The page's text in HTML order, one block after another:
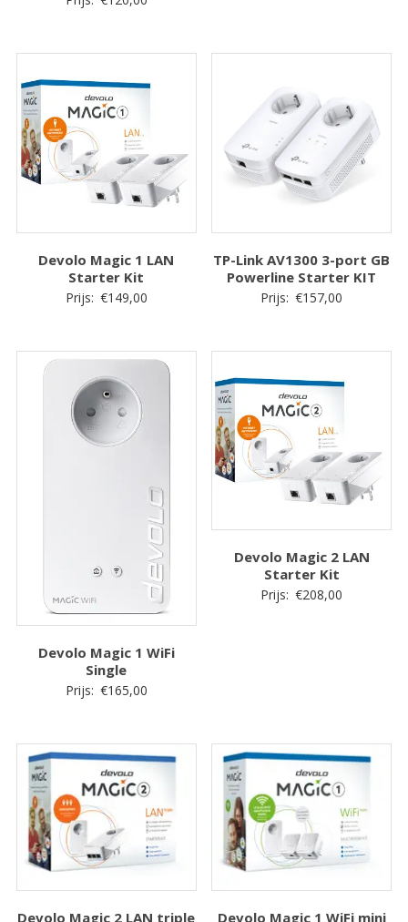
Devolo Magic 1 LAN
Starter Kit
Prijs: €149,00
TP-Link AV1300 3-port GB
Powerline Starter KIT
Prijs: €157,00
Devolo Magic 1 WiFi
Single
Prijs: €165,00
Devolo Magic 2 LAN
Starter Kit
Prijs: €208,00
Devolo Magic 2 LAN triple Devolo Magic 1 WiFi mini